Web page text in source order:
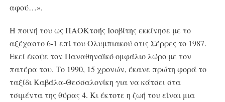
αφού…».
Η ποινή του ως ΠΑΟΚτσής Ισοβίτης εκκίνησε με το
αξέχαστο 6-1 επί του Ολυμπιακού στις Σέρρες το 1987.
Εκεί έκοψε τον Παναθηναϊκό ομφάλιο λώρο με τον
πατέρα του. Το 1990, 15 χρονών, έκανε πρώτη φορά το
ταξίδι Καβάλα-Θεσσαλονίκη για να κάτσει στα
τσιμέντα της θύρας 4. Κι έκτοτε η ζωή του είναι μια